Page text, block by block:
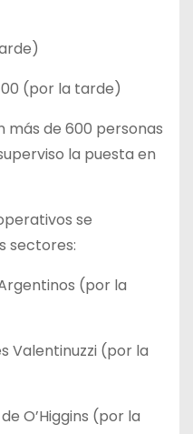
(por la tarde)
más de 600 personas
la puesta en
se
sectores:
(por la
Valentinuzzi (por la
O’Higgins (por la